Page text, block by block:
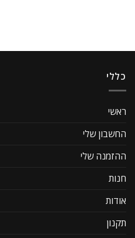
כללי
ראשי
החשבון שלי
ההזמנה שלי
חנות
אודות
תקנון